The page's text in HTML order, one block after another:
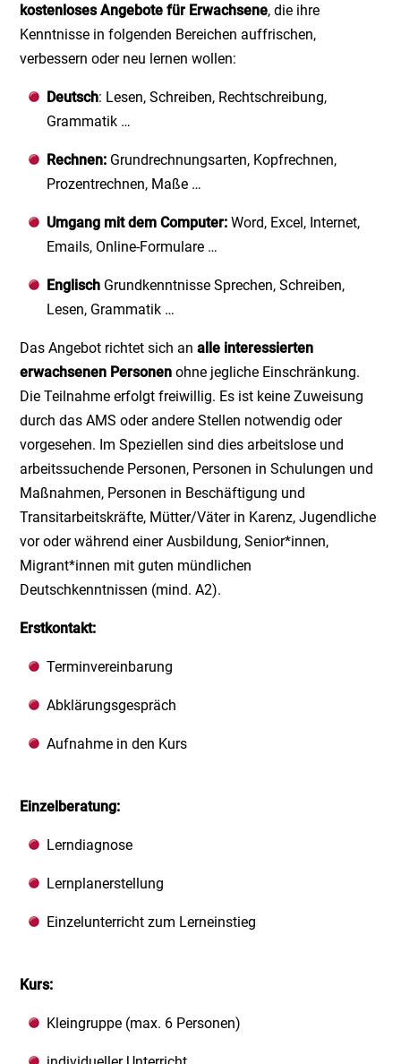
kostenlosesAngebote für Erwachsene, die ihre
Kenntnisse in folgenden Bereichen auffrischen,
verbessern oder neu lernen wollen:
Deutsch: Lesen, Schreiben, Rechtschreibung,
Grammatik …
Rechnen: Grundrechnungsarten, Kopfrechnen,
Prozentrechnen, Maße …
Umgang mit dem Computer:Word, Excel, Internet,
Emails, Online-Formulare …
Englisch Grundkenntnisse Sprechen, Schreiben,
Lesen, Grammatik …
Das Angebot richtet sich analle interessierten
erwachsenen Personen ohne jegliche Einschränkung.
Die Teilnahme erfolgt freiwillig. Es ist keine Zuweisung
durch das AMS oder andere Stellen notwendig oder
vorgesehen. Im Speziellen sind dies arbeitslose und
arbeitssuchende Personen, Personen in Schulungen und
Maßnahmen, Personen in Beschäftigung und
Transitarbeitskräfte, Mütter/Väter in Karenz, Jugendliche
vor oder während einer Ausbildung, Senior*innen,
Migrant*innen mit guten mündlichen
Deutschkenntnissen (mind. A2).
Erstkontakt:
Terminvereinbarung
Abklärungsgespräch
Aufnahme in den Kurs
Einzelberatung:
Lerndiagnose
Lernplanerstellung
Einzelunterricht zum Lerneinstieg
Kurs:
Kleingruppe (max. 6 Personen)